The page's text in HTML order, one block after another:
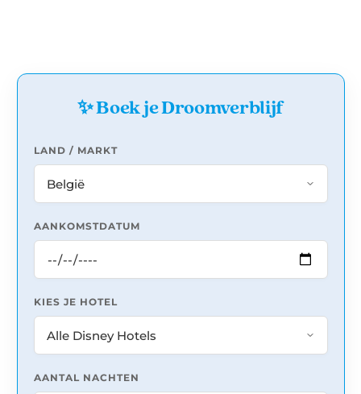
✨ Boek je Droomverblijf
LAND / MARKT
AANKOMSTDATUM
KIES JE HOTEL
AANTAL NACHTEN